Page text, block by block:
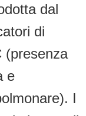
dal
di
(presenza
e
I